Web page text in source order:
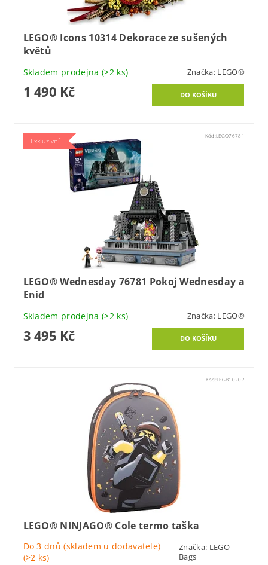
LEGO® Icons 10314 Dekorace ze sušených
květů
Skladem prodejna (>2 ks) Značka: LEGO®
1 490 Kč
Exkluzivní
Kód:LEGO76781
LEGO® Wednesday 76781 Pokoj Wednesday a
Enid
Skladem prodejna (>2 ks) Značka: LEGO®
3 495 Kč
Kód:LEGB10207
LEGO® NINJAGO® Cole termo taška
Do 3 dnů (skladem u dodavatele)
(>2 ks)
Značka: LEGO
Bags